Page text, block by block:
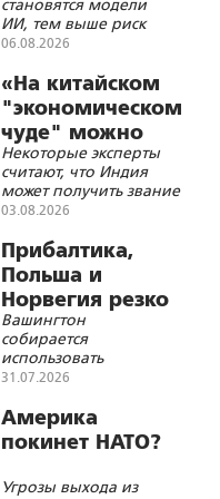
интеллект
становятся модели
ИИ, тем выше риск
их выхода из-под
создателей
06.08.2026
«На китайском
"экономическом
чуде" можно
поставить
точку»
Некоторые эксперты
считают, что Индия
может получить звание
«локомотива мировой
03.08.2026
Прибалтика,
Польша и
Норвегия резко
ускорили
милитаризацию
Вашингтон
собирается
использовать
европейских
качестве ударного
кулака против России
31.07.2026
Америка
покинет НАТО?
Угрозы выхода из